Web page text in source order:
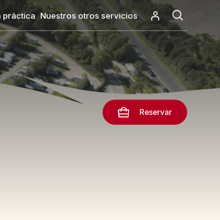
práctica Nuestros otros servicios
Reservar